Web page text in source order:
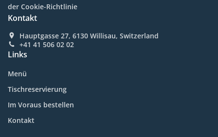
der Cookie-Richtlinie
Kontakt
Hauptgasse 27, 6130 Willisau, Switzerland
+41 41 506 02 02
Links
Menü
Tischreservierung
Im Voraus bestellen
Kontakt